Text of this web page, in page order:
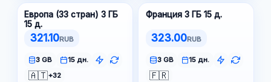
Европа (33 стран) 3 ГБ
15 д.
321.10RUB
3 GB 15 дн.
🇦🇹+32
Франция 3 ГБ 15 д.
323.00RUB
3 GB 15 дн.
🇫🇷